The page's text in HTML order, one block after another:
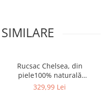
Rucsac Chelsea, din
piele100% naturală
bleumarin, 8087
329,99 Lei